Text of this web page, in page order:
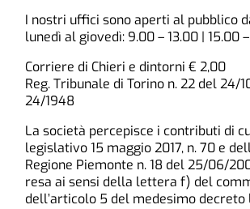
I nostri uffici sono aperti al pubblico
lunedì al giovedì: 9.00 – 13.00 | 15.00
Corriere di Chieri e dintorni € 2,00
Reg. Tribunale di Torino n. 22 del 24/
24/1948
La società percepisce i contributi di
legislativo 15 maggio 2017, n. 70 e
Regione Piemonte n. 18 del 25/06/
resa ai sensi della lettera f) del
dell’articolo 5 del medesimo